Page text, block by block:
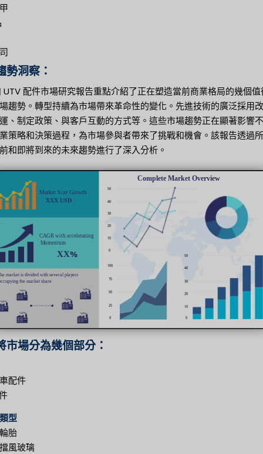
勢洞察：
UTV 配件市場研究報告重點介紹了正在塑造當前商業格局的幾個
趨勢。轉型持續為市場帶來革命性的變化。先進技術的廣泛採用
、制定政策、與客戶互動的方式等。這些市場趨勢正在顯著影響
策略和決策過程，為市場參與者帶來了挑戰和機會。該報告透過
和即將到來的未來趨勢進行了深入分析。
市場分為幾個部分：
配件
型
胎
風玻璃